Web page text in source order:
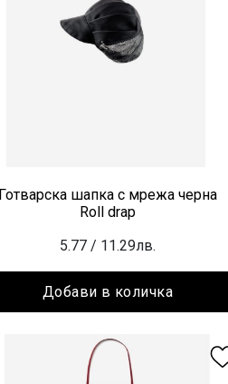
Готварска шапка с мрежа черна
Roll drap
5.77 / 11.29лв.
Добави в количка